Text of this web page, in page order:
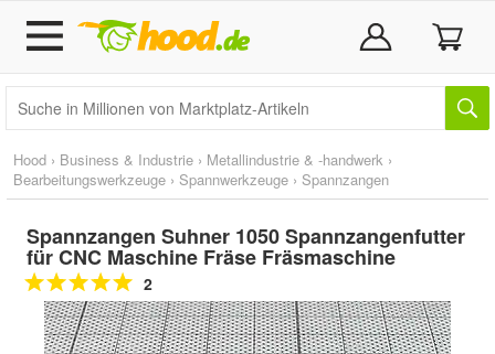
Hood › Business & Industrie › Metallindustrie & -handwerk ›
Bearbeitungswerkzeuge › Spannwerkzeuge › Spannzangen
Spannzangen Suhner 1050 Spannzangenfutter
für CNC Maschine Fräse Fräsmaschine
2